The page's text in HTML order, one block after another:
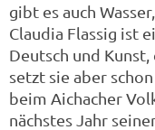
gibt es auch
Claudia Flassig ist
Deutsch und
setzt sie aber
beim Aichacher
nächstes Jahr